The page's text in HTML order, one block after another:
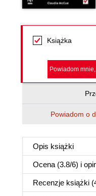
Książka
Powiadom
Powiadom o
Opis książki
Ocena (3.8/6) i
Recenzje książki